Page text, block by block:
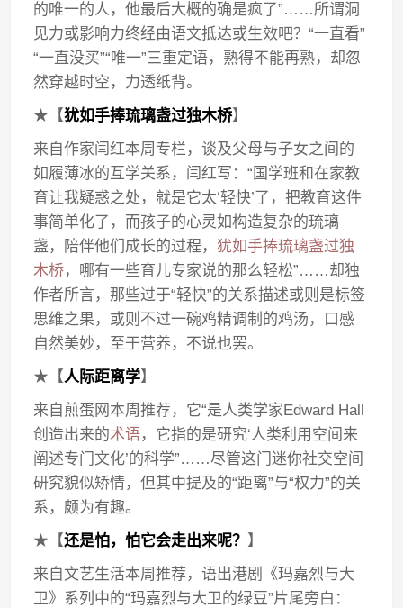
的唯一的人，他最后大概的确是疯了”……所谓洞
见力或影响力终经由语文抵达或生效吧？“一直看”
“一直没买”“唯一”三重定语，熟得不能再熟，却忽
然穿越时空，力透纸背。
★【犹如手捧琉璃盏过独木桥】
来自作家闫红本周专栏，谈及父母与子女之间的
如履薄冰的互学关系，闫红写：“国学班和在家教
育让我疑惑之处，就是它太‘轻快’了，把教育这件
事简单化了，而孩子的心灵如构造复杂的琉璃
盏，陪伴他们成长的过程， 犹如手捧琉璃盏过独
木桥，哪有一些育儿专家说的那么轻松”……却独
作者所言，那些过于“轻快”的关系描述或则是标签
思维之果，或则不过一碗鸡精调制的鸡汤，口感
自然美妙，至于营养，不说也罢。
★【人际距离学】
来自煎蛋网本周推荐，它“是人类学家Edward Hall
创造出来的术语，它指的是研究‘人类利用空间来
阐述专门文化’的科学”……尽管这门迷你社交空间
研究貌似矫情，但其中提及的“距离”与“权力”的关
系，颇为有趣。
★【还是怕，怕它会走出来呢？ 】
来自文艺生活本周推荐，语出港剧《玛嘉烈与大
卫》系列中的“玛嘉烈与大卫的绿豆”片尾旁白：